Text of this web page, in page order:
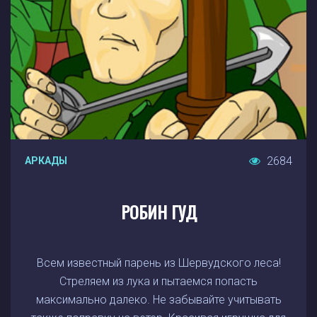
АРКАДЫ 2684
РОБИН ГУД
Всем известный парень из Шервудского леса!
Стреляем из лука и пытаемся попасть
максимально далеко. Не забывайте учитывать